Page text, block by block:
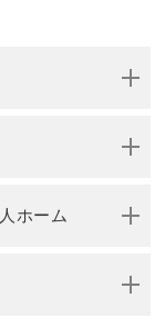
ホーム